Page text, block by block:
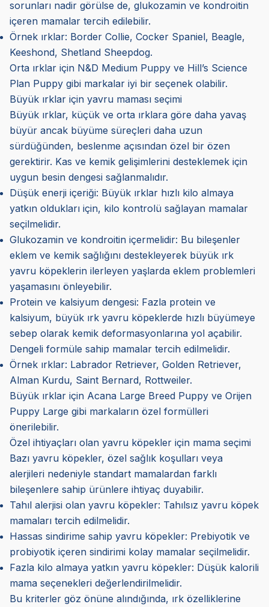
sorunları nadir görülse de, glukozamin ve kondroitin
içeren mamalar tercih edilebilir.
Örnek ırklar: Border Collie, Cocker Spaniel, Beagle,
Keeshond, Shetland Sheepdog.
Orta ırklar için N&D Medium Puppy ve Hill’s Science
Plan Puppy gibi markalar iyi bir seçenek olabilir.
Büyük ırklar için yavru maması seçimi
Büyük ırklar, küçük ve orta ırklara göre daha yavaş
büyür ancak büyüme süreçleri daha uzun
sürdüğünden, beslenme açısından özel bir özen
gerektirir. Kas ve kemik gelişimlerini desteklemek için
uygun besin dengesi sağlanmalıdır.
Düşük enerji içeriği: Büyük ırklar hızlı kilo almaya
yatkın oldukları için, kilo kontrolü sağlayan mamalar
seçilmelidir.
Glukozamin ve kondroitin içermelidir: Bu bileşenler
eklem ve kemik sağlığını destekleyerek büyük ırk
yavru köpeklerin ilerleyen yaşlarda eklem problemleri
yaşamasını önleyebilir.
Protein ve kalsiyum dengesi: Fazla protein ve
kalsiyum, büyük ırk yavru köpeklerde hızlı büyümeye
sebep olarak kemik deformasyonlarına yol açabilir.
Dengeli formüle sahip mamalar tercih edilmelidir.
Örnek ırklar: Labrador Retriever, Golden Retriever,
Alman Kurdu, Saint Bernard, Rottweiler.
Büyük ırklar için Acana Large Breed Puppy ve Orijen
Puppy Large gibi markaların özel formülleri
önerilebilir.
Özel ihtiyaçları olan yavru köpekler için mama seçimi
Bazı yavru köpekler, özel sağlık koşulları veya
alerjileri nedeniyle standart mamalardan farklı
bileşenlere sahip ürünlere ihtiyaç duyabilir.
Tahıl alerjisi olan yavru köpekler: Tahılsız yavru köpek
mamaları tercih edilmelidir.
Hassas sindirime sahip yavru köpekler: Prebiyotik ve
probiyotik içeren sindirimi kolay mamalar seçilmelidir.
Fazla kilo almaya yatkın yavru köpekler: Düşük kalorili
mama seçenekleri değerlendirilmelidir.
Bu kriterler göz önüne alındığında, ırk özelliklerine